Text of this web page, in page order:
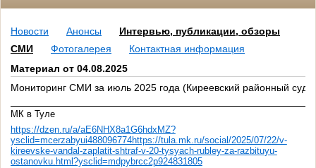
Новости Анонсы
Интервью, публикации, обзоры
СМИ
Фотогалерея
Контактная информация
Материал от 04.08.2025
Мониторинг СМИ за июль 2025 года (Киреевский районный суд)
МК в Туле
https://dzen.ru/a/aE6NHX8a1G6hdxMZ?
ysclid=mcerzabyui488096774https://tula.mk.ru/social/2025/07/22/v-
kireevske-vandal-zaplatit-shtraf-v-20-tysyach-rubley-za-razbituyu-
ostanovku.html?ysclid=mdpybrcc2p924831805